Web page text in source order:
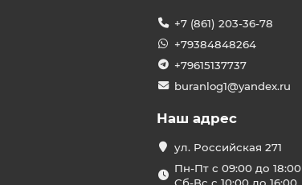
+7 (861) 203-36-78
+79384848264
+79615137737
buranlog1@yandex.ru
Наш адрес
ул. Российская 271
Пн-Пт с 09:00 до 18:00